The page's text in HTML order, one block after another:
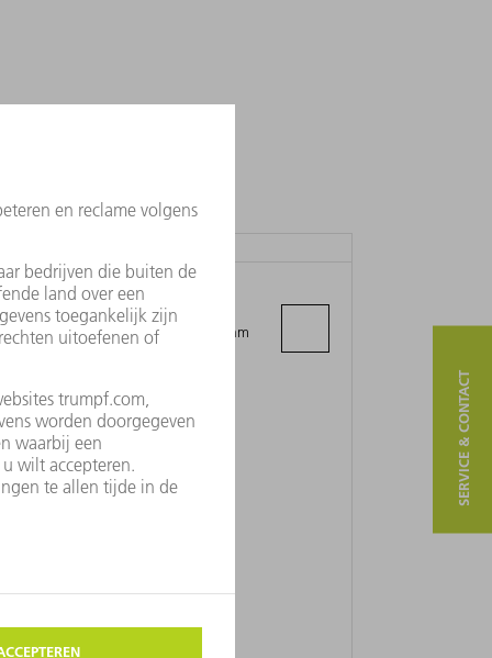
TRUMPF PTE LTD. – VIETNAM
REPRESENTATION OFFICE
Floor 19 Havana Building, No. 132, Ham
SERVICE & CONTACT